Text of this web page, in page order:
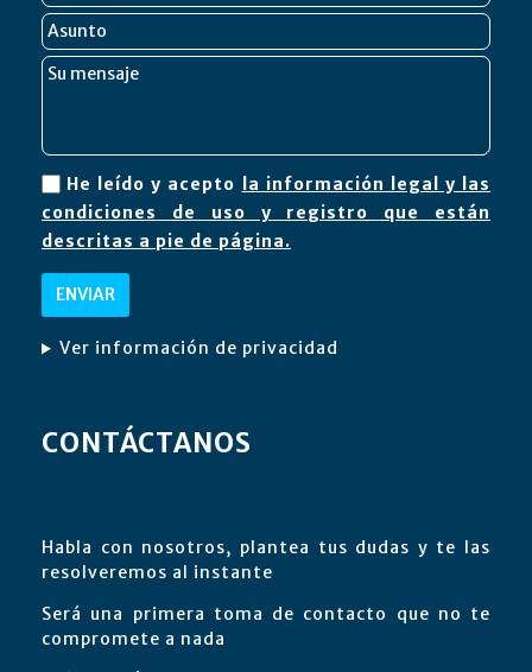
He leído y acepto
la información legal y las
condiciones de uso y registro que están
descritas a pie de página.
Ver información de privacidad
CONTÁCTANOS
Habla con nosotros, plantea tus dudas y te las
resolveremos al instante
Será una primera toma de contacto que no te
compromete a nada